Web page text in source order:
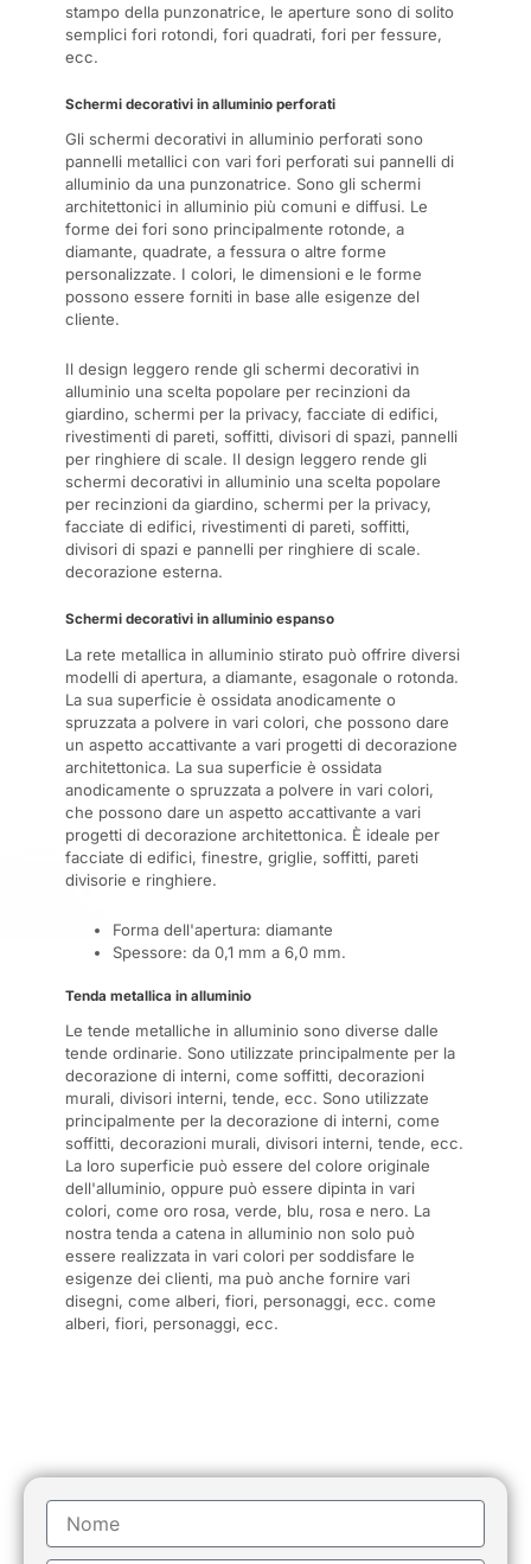
stampo della punzonatrice, le aperture sono di solito
semplici fori rotondi, fori quadrati, fori per fessure,
ecc.
Schermi decorativi in alluminio perforati
Gli schermi decorativi in alluminio perforati sono
pannelli metallici con vari fori perforati sui pannelli di
alluminio da una punzonatrice. Sono gli schermi
architettonici in alluminio più comuni e diffusi. Le
forme dei fori sono principalmente rotonde, a
diamante, quadrate, a fessura o altre forme
personalizzate. I colori, le dimensioni e le forme
possono essere forniti in base alle esigenze del
cliente.
Il design leggero rende gli schermi decorativi in
alluminio una scelta popolare per recinzioni da
giardino, schermi per la privacy, facciate di edifici,
rivestimenti di pareti, soffitti, divisori di spazi, pannelli
per ringhiere di scale. Il design leggero rende gli
schermi decorativi in alluminio una scelta popolare
per recinzioni da giardino, schermi per la privacy,
facciate di edifici, rivestimenti di pareti, soffitti,
divisori di spazi e pannelli per ringhiere di scale.
decorazione esterna.
Schermi decorativi in alluminio espanso
La rete metallica in alluminio stirato può offrire diversi
modelli di apertura, a diamante, esagonale o rotonda.
La sua superficie è ossidata anodicamente o
spruzzata a polvere in vari colori, che possono dare
un aspetto accattivante a vari progetti di decorazione
architettonica. La sua superficie è ossidata
anodicamente o spruzzata a polvere in vari colori,
che possono dare un aspetto accattivante a vari
progetti di decorazione architettonica. È ideale per
facciate di edifici, finestre, griglie, soffitti, pareti
divisorie e ringhiere.
Forma dell'apertura: diamante
Spessore: da 0,1 mm a 6,0 mm.
Tenda metallica in alluminio
Le tende metalliche in alluminio sono diverse dalle
tende ordinarie. Sono utilizzate principalmente per la
decorazione di interni, come soffitti, decorazioni
murali, divisori interni, tende, ecc. Sono utilizzate
principalmente per la decorazione di interni, come
soffitti, decorazioni murali, divisori interni, tende, ecc.
La loro superficie può essere del colore originale
dell'alluminio, oppure può essere dipinta in vari
colori, come oro rosa, verde, blu, rosa e nero. La
nostra tenda a catena in alluminio non solo può
essere realizzata in vari colori per soddisfare le
esigenze dei clienti, ma può anche fornire vari
disegni, come alberi, fiori, personaggi, ecc. come
alberi, fiori, personaggi, ecc.
Nome